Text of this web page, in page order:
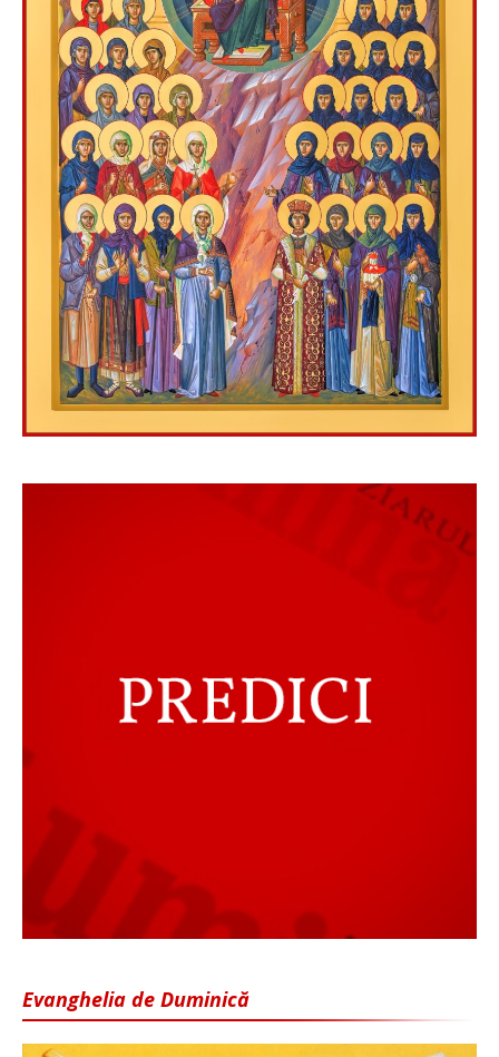
Evanghelia de Duminică